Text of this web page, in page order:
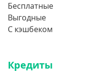
Бесплатные
Выгодные
С кэшбеком
Кредиты